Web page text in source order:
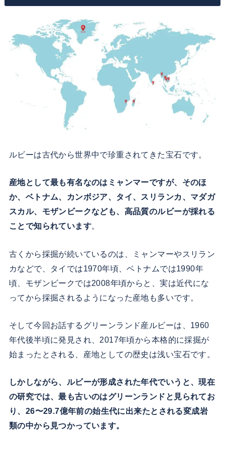
ルビーは古代から世界中で珍重されてきた宝石です。
産地として最も有名なのはミャンマーですが、そのほ
か、ベトナム、カンボジア、タイ、スリランカ、マダガ
スカル、モザンビークなども、高品質のルビーが採れる
ことで知られています。
古くから採掘が続いているのは、ミャンマーやスリラン
カなどで、タイでは1970年頃、ベトナムでは1990年
頃、モザンビークでは2008年頃からと、実は近代にな
ってから採掘されるようになった産地も多いです。
そして今回お話するグリーンランド産ルビーは、1960
年代後半頃に発見され、2017年頃から本格的に採掘が
始まったとされる、産地としての歴史は浅い宝石です。
しかしながら、ルビーが形成された年代でいうと、現在
の研究では、最も古いのはグリーンランドと見られてお
り、26〜29.7億年前の始生代に出来たとされる変成岩
類の中から見つかっています。